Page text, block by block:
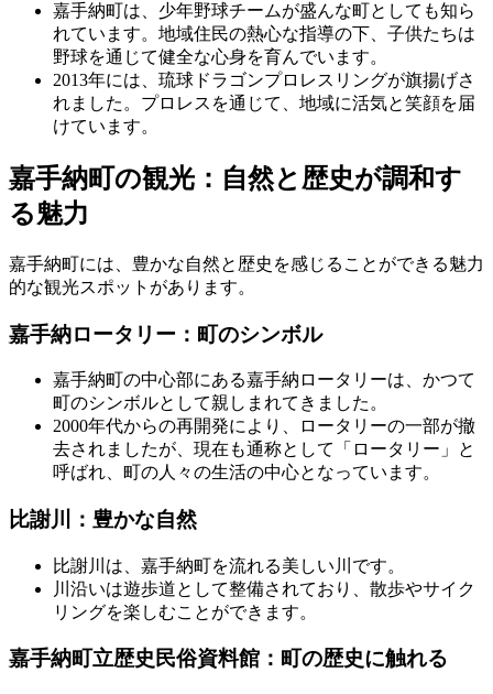
嘉手納町は、少年野球チームが盛んな町としても知ら
れています。地域住民の熱心な指導の下、子供たちは
野球を通じて健全な心身を育んでいます。
2013年には、琉球ドラゴンプロレスリングが旗揚げさ
れました。プロレスを通じて、地域に活気と笑顔を届
けています。
嘉手納町の観光：自然と歴史が調和す
る魅力
嘉手納町には、豊かな自然と歴史を感じることができる魅力
的な観光スポットがあります。
嘉手納ロータリー：町のシンボル
嘉手納町の中心部にある嘉手納ロータリーは、かつて
町のシンボルとして親しまれてきました。
2000年代からの再開発により、ロータリーの一部が撤
去されましたが、現在も通称として「ロータリー」と
呼ばれ、町の人々の生活の中心となっています。
比謝川：豊かな自然
比謝川は、嘉手納町を流れる美しい川です。
川沿いは遊歩道として整備されており、散歩やサイク
リングを楽しむことができます。
嘉手納町立歴史民俗資料館：町の歴史に触れる